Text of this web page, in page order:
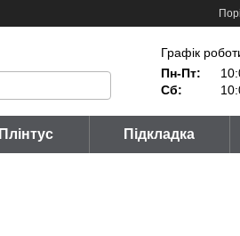
Графік
Пн-Пт:
Сб:
Плінтус Підкладка